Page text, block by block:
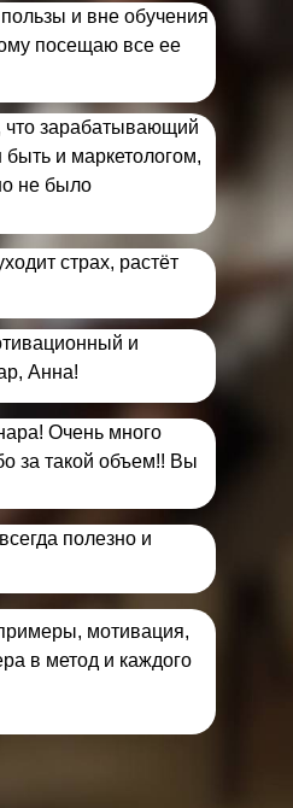
и вне обучения
посещаю все ее
Очень много
за такой объем!! Вы
мотивация,
в метод и каждого
страх, растёт
зарабатывающий
быть и маркетологом,
не было
и
Анна!
полезно и